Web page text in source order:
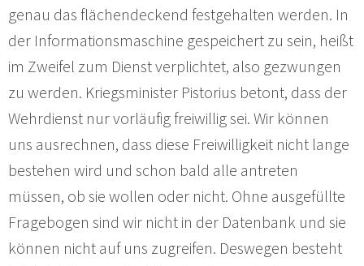
genau das flächendeckend festgehalten werden. In
der Informationsmaschine gespeichert zu sein, heißt
im Zweifel zum Dienst verplichtet, also gezwungen
zu werden. Kriegsminister Pistorius betont, dass der
Wehrdienst nur vorläufig freiwillig sei. Wir können
uns ausrechnen, dass diese Freiwilligkeit nicht lange
bestehen wird und schon bald alle antreten
müssen, ob sie wollen oder nicht. Ohne ausgefüllte
Fragebogen sind wir nicht in der Datenbank und sie
können nicht auf uns zugreifen. Deswegen besteht